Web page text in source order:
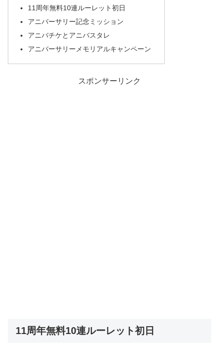
11周年無料10連ルーレット初日
アニバーサリー記念ミッション
アニバチケとアニバスタレ
アニバーサリーメモリアルキャンペーン
スポンサーリンク
11周年無料10連ルーレット初日